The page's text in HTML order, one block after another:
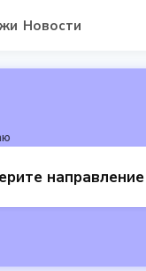
Новости
направление